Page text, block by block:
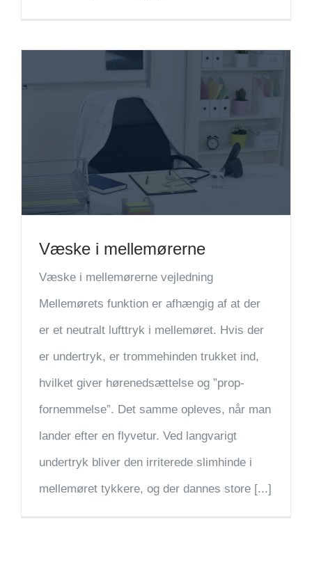
Væske i mellemørerne
Væske i mellemørerne vejledning
Mellemørets funktion er afhængig af at der
er et neutralt lufttryk i mellemøret. Hvis der
er undertryk, er trommehinden trukket ind,
hvilket giver hørenedsættelse og ”prop-
fornemmelse”. Det samme opleves, når man
lander efter en flyvetur. Ved langvarigt
undertryk bliver den irriterede slimhinde i
mellemøret tykkere, og der dannes store [...]